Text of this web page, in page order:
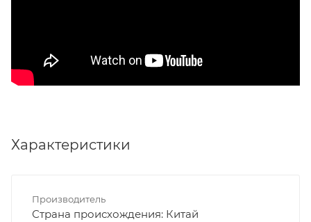
Характеристики
Производитель
Страна происхождения: Китай